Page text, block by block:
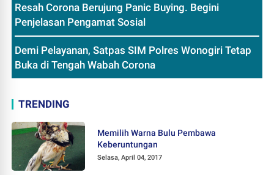
Resah Corona Berujung Panic Buying. Begini
Penjelasan Pengamat Sosial
Demi Pelayanan, Satpas SIM Polres Wonogiri Tetap
Buka di Tengah Wabah Corona
TRENDING
Memilih Warna Bulu Pembawa
Keberuntungan
Selasa, April 04, 2017